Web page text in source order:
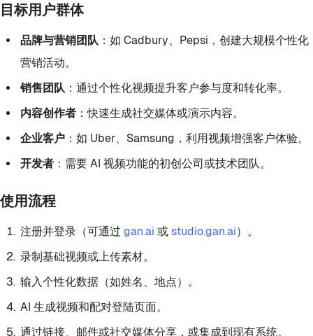
目标用户群体
品牌与营销团队：如 Cadbury、Pepsi，创建大规模个性化
营销活动。
销售团队：通过个性化视频提升客户参与度和转化率。
内容创作者：快速生成社交媒体或演示内容。
企业客户：如 Uber、Samsung，利用视频增强客户体验。
开发者：需要 AI 视频功能的初创公司或技术团队。
使用流程
注册并登录（可通过 gan.ai 或 studio.gan.ai）。
录制基础视频或上传素材。
输入个性化数据（如姓名、地点）。
AI 生成视频和配对登陆页面。
通过链接、邮件或社交媒体分享，或集成到现有系统。